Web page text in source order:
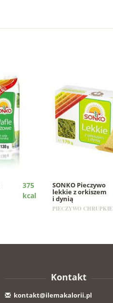
375
kcal
SONKO Pieczywo
lekkie z orkiszem
i dynią
PIECZYWO CHRUPKIE
Kontakt
kontakt@ilemakalorii.pl